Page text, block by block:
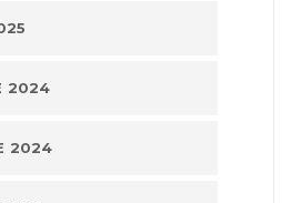
2024
2024